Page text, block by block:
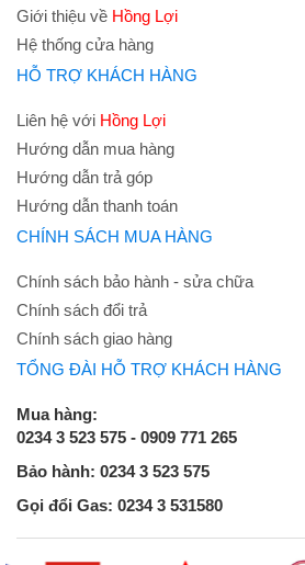
Giới thiệu về Hồng Lợi
Hệ thống cửa hàng
HỖ TRỢ KHÁCH HÀNG
Liên hệ với Hồng Lợi
Hướng dẫn mua hàng
Hướng dẫn trả góp
Hướng dẫn thanh toán
CHÍNH SÁCH MUA HÀNG
Chính sách bảo hành - sửa chữa
Chính sách đổi trả
Chính sách giao hàng
TỔNG ĐÀI HỖ TRỢ KHÁCH HÀNG
Mua hàng:
0234 3 523 575 - 0909 771 265
Bảo hành: 0234 3 523 575
Gọi đổi Gas: 0234 3 531580